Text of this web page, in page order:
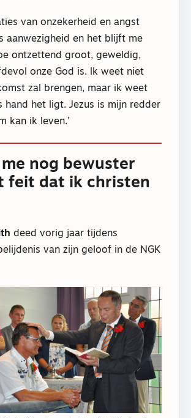
van onzekerheid en angst
aanwezigheid en het blijft me
ontzettend groot, geweldig,
onze God is. lk weet niet
zal brengen, maar ik weet
hand het ligt. Jezus is mijn redder
kan ik leven.’
me nog bewuster
feit dat ik christen
deed vorig jaar tijdens
van zijn geloof in de NGK